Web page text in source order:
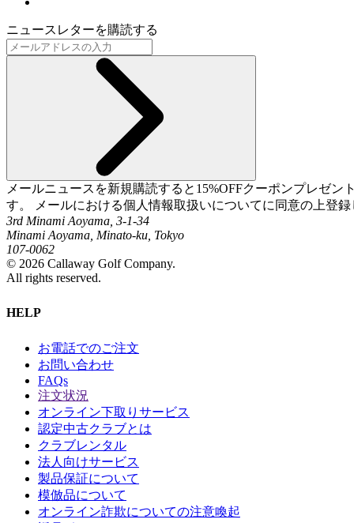
ニュースレターを購読する
メールニュースを新規購読すると15%OFFクーポンプレゼ
す。 メールにおける個人情報取扱いについてに同意の上登
3rd Minami Aoyama, 3-1-34
Minami Aoyama, Minato-ku, Tokyo
107-0062
© 2026 Callaway Golf Company.
All rights reserved.
HELP
お電話でのご注文
お問い合わせ
FAQs
注文状況
オンライン下取りサービス
認定中古クラブとは
クラブレンタル
法人向けサービス
製品保証について
模倣品について
オンライン詐欺についての注意喚起